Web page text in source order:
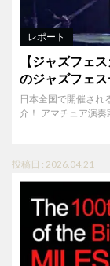
レポート
【ジャズフェ
のジャズフェ
日本全国で開催され
介！ アマチュア演奏
投稿日 : 2026.04.21